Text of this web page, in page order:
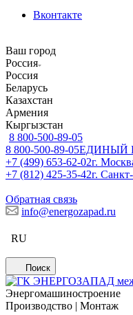
Вконтакте
Ваш город
Россия
Россия
Беларусь
Казахстан
Армения
Кыргызстан
8 800-500-89-05
8 800-500-89-05ЕДИНЫЙ
+7 (499) 653-62-02г.
+7 (812) 425-35-42г.
Обратная связь
info@energozapad.ru
RU
Поиск
Энергомашиностроение
Производство | Монтаж